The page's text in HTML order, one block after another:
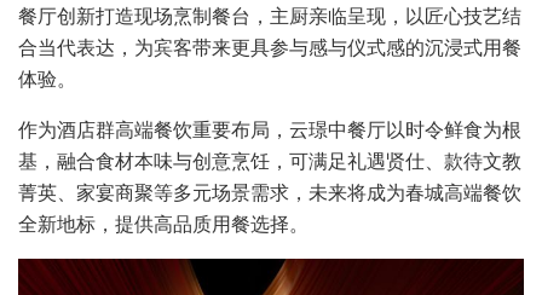
餐厅创新打造现场烹制餐台，主厨亲临呈现，以匠心技艺结
合当代表达，为宾客带来更具参与感与仪式感的沉浸式用餐
体验。
作为酒店群高端餐饮重要布局，云璟中餐厅以时令鲜食为根
基，融合食材本味与创意烹饪，可满足礼遇贤仕、款待文教
菁英、家宴商聚等多元场景需求，未来将成为春城高端餐饮
全新地标，提供高品质用餐选择。